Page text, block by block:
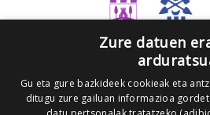
Zure datuen
Gu eta gure bazkideek cookieak eta
ditugu zure gailuan informazioa